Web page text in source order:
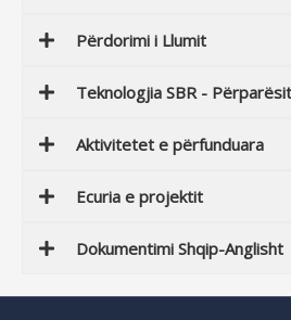
Përdorimi i Llumit
Teknologjia SBR -
Aktivitetet e përfunduara
Ecuria e projektit
Dokumentimi Shqip-Anglisht